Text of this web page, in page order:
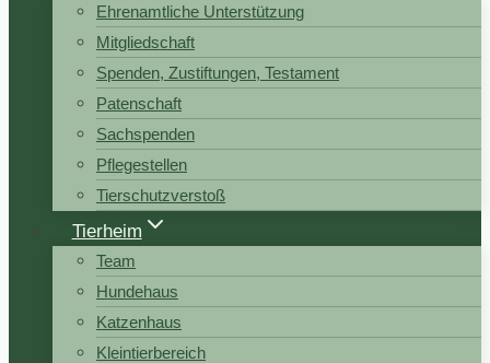
Ehrenamtliche Unterstützung
Mitgliedschaft
Spenden, Zustiftungen, Testament
Patenschaft
Sachspenden
Pflegestellen
Tierschutzverstoß
Tierheim
Team
Hundehaus
Katzenhaus
Kleintierbereich